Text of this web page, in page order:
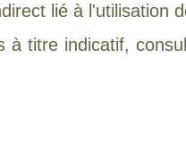
lié à l'utilisation
à titre indicatif,